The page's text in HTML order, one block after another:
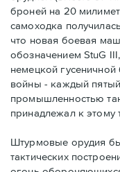
броней на 20
самоходка
что новая боевая
обозначением StuG
немецкой
войны - каждый
промышленностью
принадлежал к этому
Штурмовые орудия
тактических